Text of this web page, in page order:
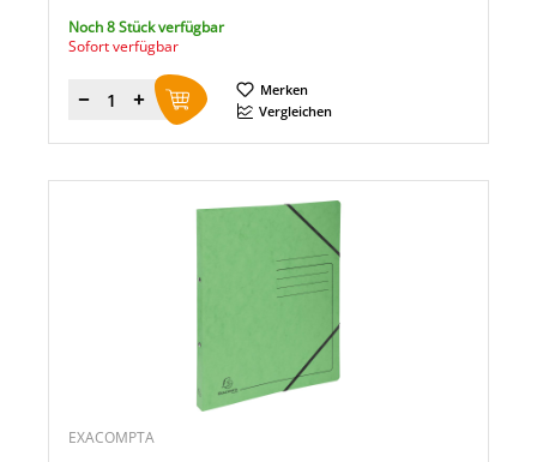
Noch 8 Stück verfügbar
Sofort verfügbar
Menge
Merken
Vergleichen
EXACOMPTA